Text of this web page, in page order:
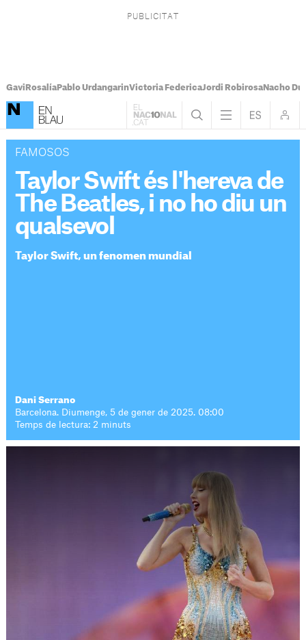
Gavi RosalíaPablo UrdangarinVictoria FedericaJordi RobirosaNacho
FAMOSOS
Taylor Swift és l'hereva de
The Beatles, i no ho diu un
qualsevol
Taylor Swift, un fenomen mundial
Dani Serrano
Barcelona. Diumenge, 5 de gener de 2025. 08:00
Temps de lectura: 2 minuts